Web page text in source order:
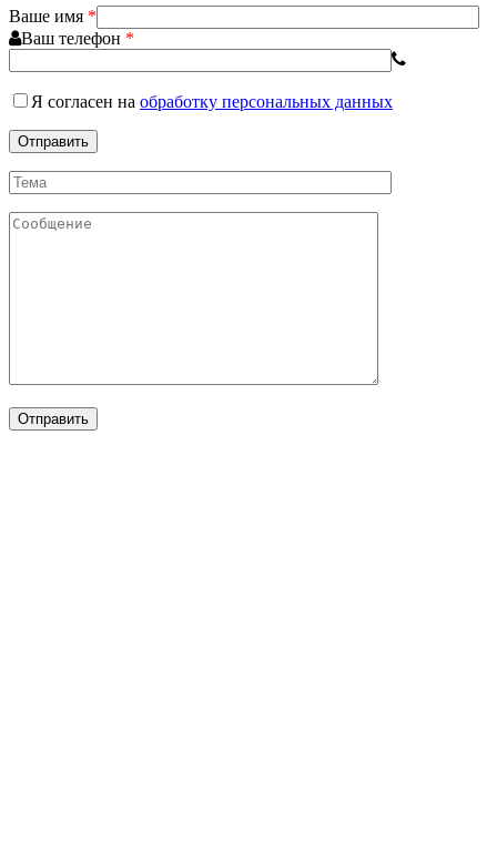
Ваше имя *
Ваш телефон *
Я согласен на обработку персональных данных